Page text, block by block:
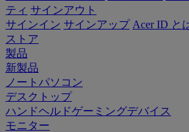
ティ サインアウト
サインイン サインアップ Acer ID と
ストア
製品
新製品
ノートパソコン
デスクトップ
ハンドヘルドゲーミングデバイス
モニター